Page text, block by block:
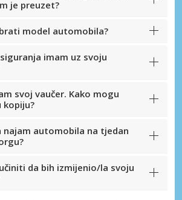
je preuzet?
model automobila?
imam uz svoju
svoj vaučer. Kako mogu
kopiju?
najam automobila na tjedan
da bih izmijenio/la svoju